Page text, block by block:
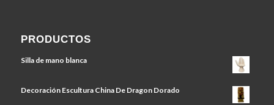
PRODUCTOS
Silla de mano blanca
Decoración Escultura China De Dragon Dorado